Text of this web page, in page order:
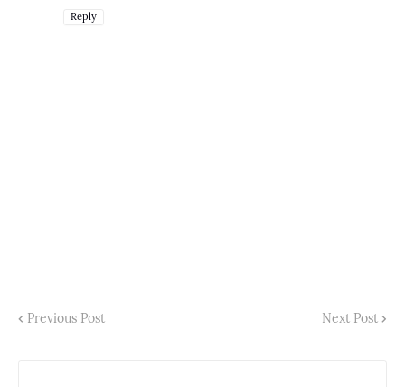
Reply
Previous Post Next Post